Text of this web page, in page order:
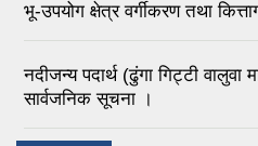
भू-उपयोग क्षेत्र वर्गीकरण तथा
नदीजन्य पदार्थ (ढुंगा गिट्टी
सार्वजनिक सूचना ।